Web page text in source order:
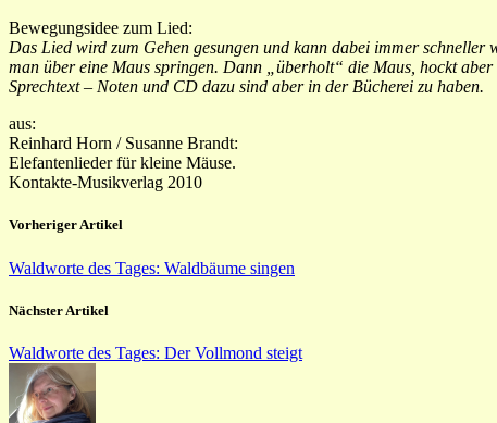
Bewegungsidee zum Lied:
Das Lied wird zum Gehen gesungen und kann dabei immer
man über eine Maus springen. Dann „überholt“ die Maus, hockt
Sprechtext – Noten und CD dazu sind aber in der Bücherei zu haben.
aus:
Reinhard Horn / Susanne Brandt:
Elefantenlieder für kleine Mäuse.
Kontakte-Musikverlag 2010
Vorheriger Artikel
Waldworte des Tages: Waldbäume singen
Nächster Artikel
Waldworte des Tages: Der Vollmond steigt